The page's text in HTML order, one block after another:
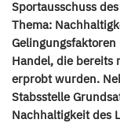
Sportausschuss
Thema:
Handel, die bereits
erprobt wurden.
Stabsstelle
Nachhaltigkeit des